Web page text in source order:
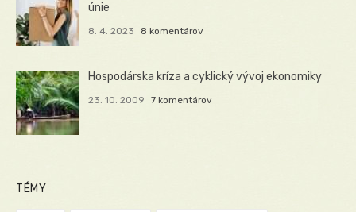
únie
8. 4. 2023 8 komentárov
Hospodárska kríza a cyklický vývoj ekonomiky
23. 10. 2009 7 komentárov
TÉMY